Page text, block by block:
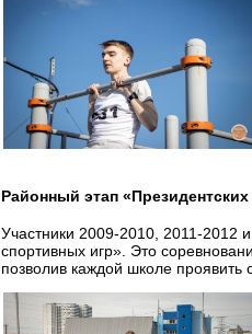
Районный этап
Участники 2009-2010, 2011-2012
спортивных игр». Это
позволив каждой школе проявить